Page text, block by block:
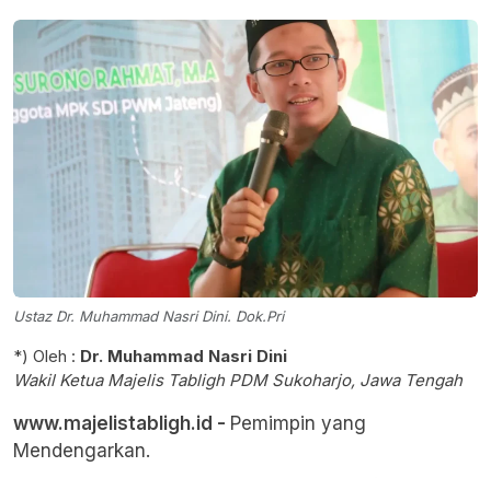
Ustaz Dr. Muhammad Nasri Dini. Dok.Pri
*) Oleh : Dr. Muhammad Nasri Dini
Wakil Ketua Majelis Tabligh PDM Sukoharjo, Jawa Tengah
www.majelistabligh.id - Pemimpin yang
Mendengarkan.